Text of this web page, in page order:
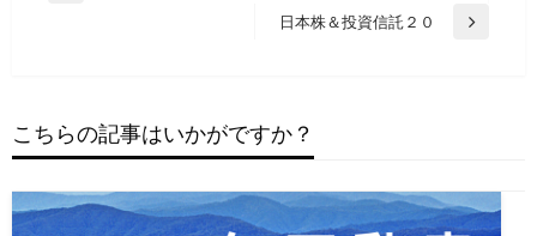
ゲ
ー
シ
ョ
次
日本株＆投資信託２０
こちらの記事はいかがですか？